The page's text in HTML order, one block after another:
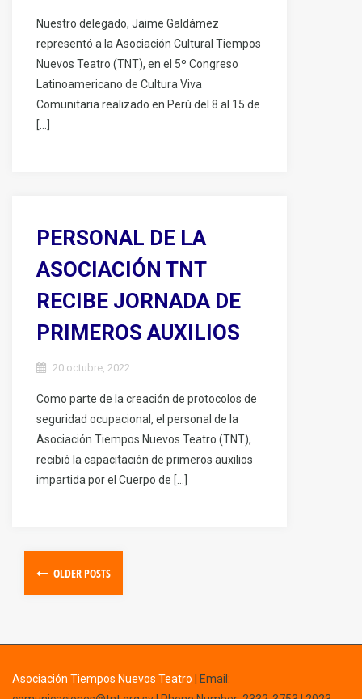
Nuestro delegado, Jaime Galdámez
representó a la Asociación Cultural Tiempos
Nuevos Teatro (TNT), en el 5º Congreso
Latinoamericano de Cultura Viva
Comunitaria realizado en Perú del 8 al 15 de
[…]
PERSONAL DE LA
ASOCIACIÓN TNT
RECIBE JORNADA DE
PRIMEROS AUXILIOS
20 octubre, 2022
Como parte de la creación de protocolos de
seguridad ocupacional, el personal de la
Asociación Tiempos Nuevos Teatro (TNT),
recibió la capacitación de primeros auxilios
impartida por el Cuerpo de […]
OLDER POSTS
Asociación Tiempos Nuevos Teatro
Email: